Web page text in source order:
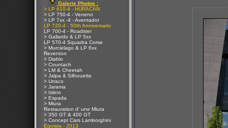
Galerie Photos :
> LP 610-4 - HURACAN
> LP 750-4 - Veneno
> LP 7xx -4 - Aventador
LP 720-4 - 50th Anniversario
LP 700-4 - Roadster
> Gallardo & LP 5xx
LP 570-4 Squadra Corse
> Murcielago & LP 6xx
Reventon
> Diablo
> Countach
> LM & Cheetah
> Jalpa & Silhouette
> Urraco
> Jarama
> Islero
> Espada
> Miura
Restauration d' une Miura
> 350 GT & 400 GT
> Concept Cars Lamborghini
Egoista - 2013